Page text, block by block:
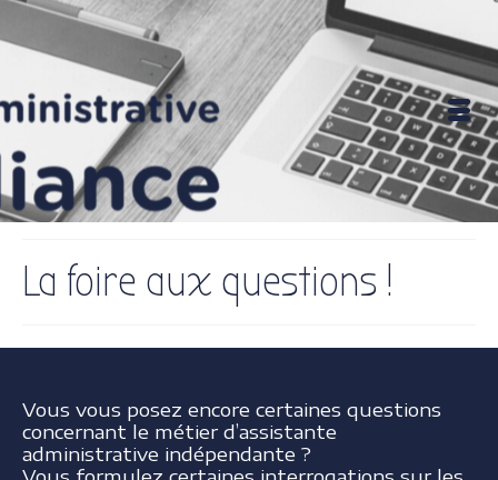
La foire aux questions !
Vous vous posez encore certaines questions
concernant le métier d’assistante
administrative indépendante ?